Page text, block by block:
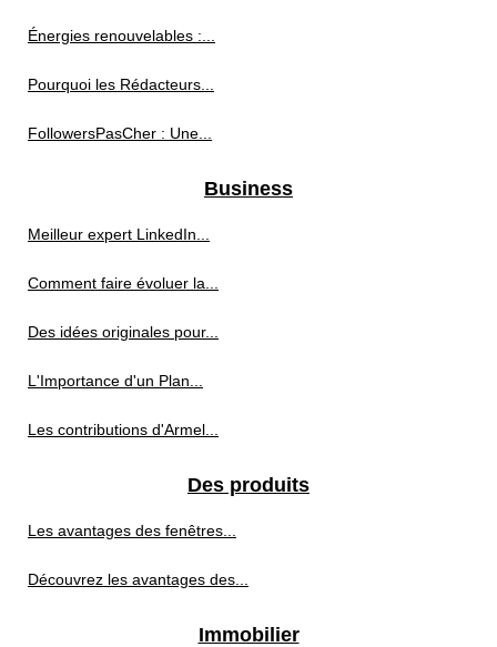
Énergies renouvelables :...
Pourquoi les Rédacteurs...
FollowersPasCher : Une...
Business
Meilleur expert LinkedIn...
Comment faire évoluer la...
Des idées originales pour...
L'Importance d'un Plan...
Les contributions d'Armel...
Des produits
Les avantages des fenêtres...
Découvrez les avantages des...
Immobilier